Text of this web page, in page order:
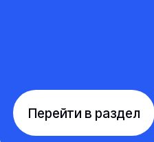
Перейти в раздел